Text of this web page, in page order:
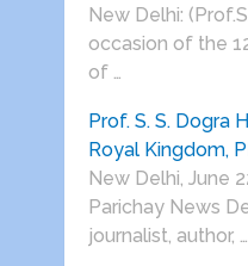
New Delhi:
occasion of the
of …
Prof. S. S. Dogra
Royal Kingdom,
New Delhi, June
Parichay News
journalist, author, …